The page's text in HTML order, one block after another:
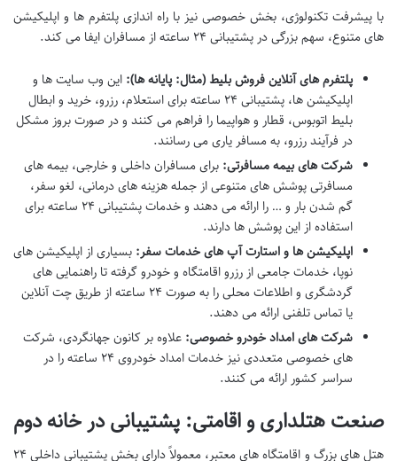
با پیشرفت تکنولوژی، بخش خصوصی نیز با راه اندازی پلتفرم ها و اپلیکیشن
های متنوع، سهم بزرگی در پشتیبانی ۲۴ ساعته از مسافران ایفا می کند.
پلتفرم های آنلاین فروش بلیط (مثال: پایانه ها): این وب سایت ها و
اپلیکیشن ها، پشتیبانی ۲۴ ساعته برای استعلام، رزرو، خرید و ابطال
بلیط اتوبوس، قطار و هواپیما را فراهم می کنند و در صورت بروز مشکل
در فرآیند رزرو، به مسافر یاری می رسانند.
شرکت های بیمه مسافرتی: برای مسافران داخلی و خارجی، بیمه های
مسافرتی پوشش های متنوعی از جمله هزینه های درمانی، لغو سفر،
گم شدن بار و … را ارائه می دهند و خدمات پشتیبانی ۲۴ ساعته برای
استفاده از این پوشش ها دارند.
اپلیکیشن ها و استارت آپ های خدمات سفر: بسیاری از اپلیکیشن های
نوپا، خدمات جامعی از رزرو اقامتگاه و خودرو گرفته تا راهنمایی های
گردشگری و اطلاعات محلی را به صورت ۲۴ ساعته از طریق چت آنلاین
یا تماس تلفنی ارائه می دهند.
شرکت های امداد خودرو خصوصی: علاوه بر کانون جهانگردی، شرکت
های خصوصی متعددی نیز خدمات امداد خودروی ۲۴ ساعته را در
سراسر کشور ارائه می کنند.
صنعت هتلداری و اقامتی: پشتیبانی در خانه دوم
هتل های بزرگ و اقامتگاه های معتبر، معمولاً دارای بخش پشتیبانی داخلی ۲۴